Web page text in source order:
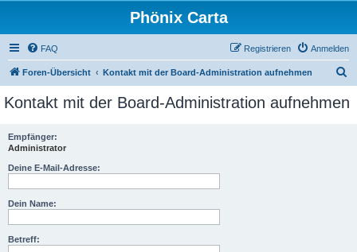
Phönix Carta
FAQ Anmelden
Registrieren
Foren-Übersicht Kontakt mit der Board-Administration aufnehmen
c
Kontakt mit der Board-Administration aufnehmen
Empfänger:
Administrator
Deine E-Mail-Adresse:
Dein Name:
Betreff: